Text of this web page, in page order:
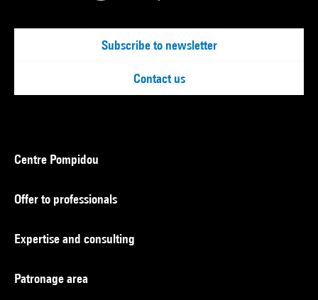
Subscribe to newsletter
Contact us
Centre Pompidou
Offer to professionals
Expertise and consulting
Patronage area